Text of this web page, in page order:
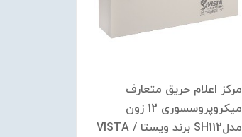
مرکز اعلام حریق متعارف
میکروپروسسوری 12 زون
مدلSH112 برند ویستا / VISTA